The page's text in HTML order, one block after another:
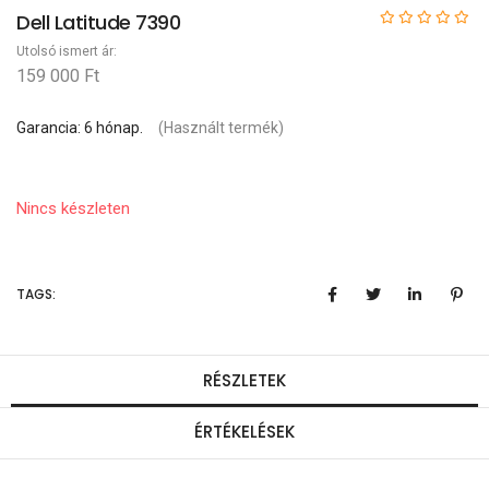
Dell Latitude 7390
Utolsó ismert ár:
159 000 Ft
Garancia: 6 hónap. (Használt termék)
Nincs készleten
TAGS:
RÉSZLETEK
ÉRTÉKELÉSEK